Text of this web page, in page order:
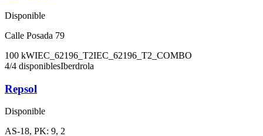
Disponible
Calle Posada 79
100 kWIEC_62196_T2IEC_62196_T2_COMBO
4/4 disponiblesIberdrola
Repsol
Disponible
AS-18, PK: 9, 2